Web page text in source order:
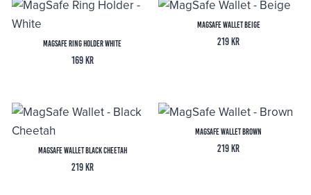
MagSafe Ring Holder White
169 kr
MagSafe Wallet Beige
219 kr
MagSafe Wallet Black Cheetah
219 kr
MagSafe Wallet Brown
219 kr